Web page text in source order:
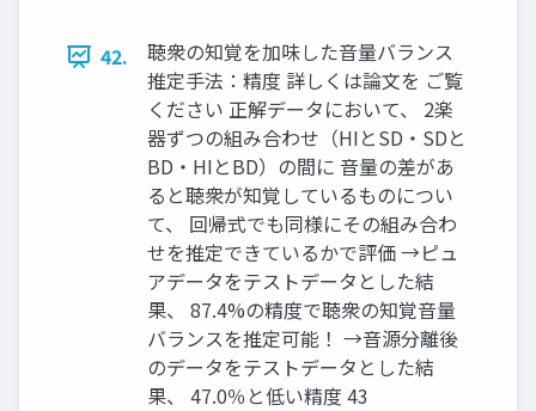
42.
聴衆の知覚を加味した音量バランス
推定手法：精度 詳しくは論文を ご覧
ください 正解データにおいて、 2楽
器ずつの組み合わせ（HIとSD・SDと
BD・HIとBD）の間に 音量の差があ
ると聴衆が知覚しているものについ
て、 回帰式でも同様にその組み合わ
せを推定できているかで評価 →ピュ
アデータをテストデータとした結
果、 87.4%の精度で聴衆の知覚音量
バランスを推定可能！ →音源分離後
のデータをテストデータとした結
果、 47.0％と低い精度 43